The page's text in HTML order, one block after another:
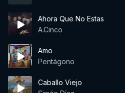
Ahora Que No Estas
A.Cinco
Amo
Pentágono
Caballo Viejo